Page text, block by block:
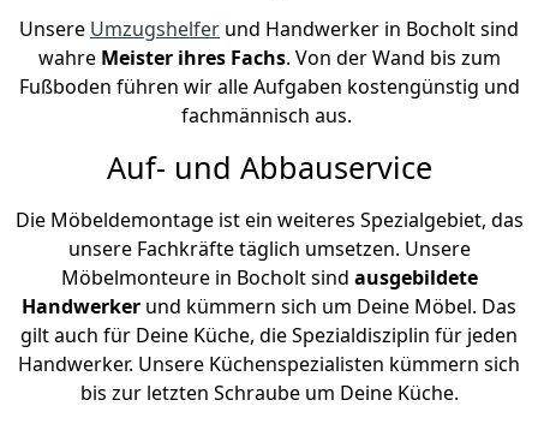
Unsere Umzugshelfer und Handwerker in Bocholt sind
wahre Meister ihres Fachs. Von der Wand bis zum
Fußboden führen wir alle Aufgaben kostengünstig und
fachmännisch aus.
Auf- und Abbauservice
Die Möbeldemontage ist ein weiteres Spezialgebiet, das
unsere Fachkräfte täglich umsetzen. Unsere
Möbelmonteure in Bocholt sind ausgebildete
Handwerker und kümmern sich um Deine Möbel. Das
gilt auch für Deine Küche, die Spezialdisziplin für jeden
Handwerker. Unsere Küchenspezialisten kümmern sich
bis zur letzten Schraube um Deine Küche.